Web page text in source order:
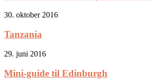
30. oktober 2016
Tanzania
29. juni 2016
Mini-guide til Edinburgh